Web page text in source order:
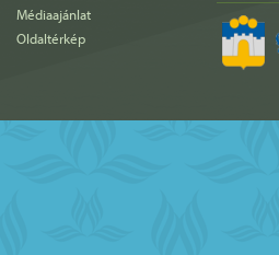
Médiaajánlat
Oldaltérkép